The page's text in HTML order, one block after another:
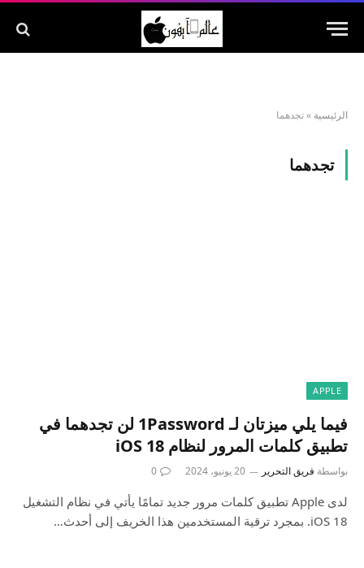
الرئيسية »تجدهما
تجدهما
APPLE
فيما يلي ميزتان لـ 1Password لن تجدهما في
تطبيق كلمات المرور لنظام iOS 18
بواسطة فريق التحرير 20 يونيو، 2024 0
لدى Apple تطبيق كلمات مرور جديد تمامًا يأتي في نظام التشغيل
iOS 18. بمجرد ترقية المستخدمين هذا الخريف إلى أحدث…